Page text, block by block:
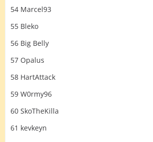
54 Marcel93
55 Bleko
56 Big Belly
57 Opalus
58 HartAttack
59 W0rmy96
60 SkoTheKilla
61 kevkeyn